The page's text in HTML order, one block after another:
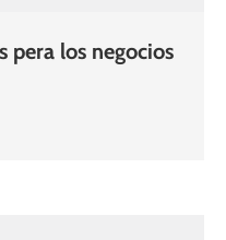
pera los negocios